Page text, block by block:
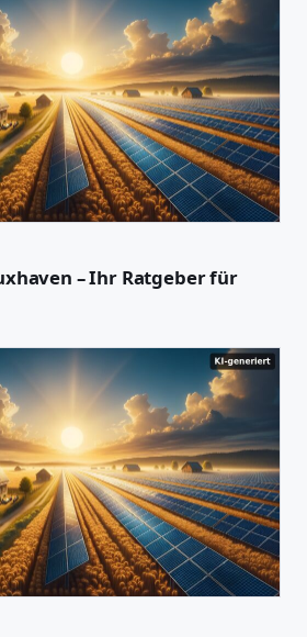
– Ihr Ratgeber für